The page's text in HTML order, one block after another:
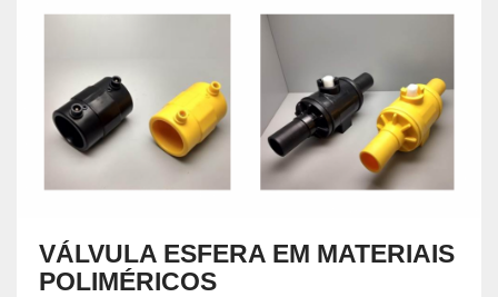
VÁLVULA ESFERA EM MATERIAIS
POLIMÉRICOS